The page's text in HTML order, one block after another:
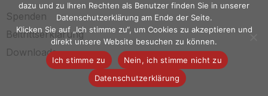
Spenden
Beitrittserklärung
Downloads
dazu und zu Ihren Rechten als Benutzer finden Sie in unserer
Datenschutzerklärung am Ende der Seite.
Klicken Sie auf „Ich stimme zu“, um Cookies zu akzeptieren und
direkt unsere Website besuchen zu können.
Ich stimme zu
Nein, ich stimme nicht zu
Datenschutzerklärung